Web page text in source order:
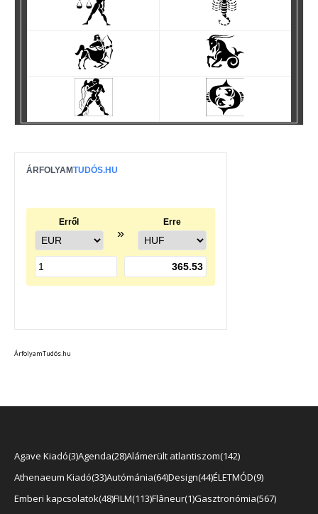
ÁrfolyamTudós.hu
Agave Kiadó 3 Agenda 28Alámerült atlantiszom 142
Athenaeum Kiadó 33 Autómánia 64Design 44ÉLETMÓD 9
Emberi kapcsolatok 48FILM 113 Flâneur 1 Gasztronómia 567